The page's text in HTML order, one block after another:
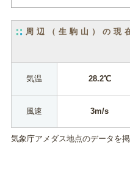
周辺（生駒山）の現
気温 28.2℃
風速 3m/s
気象庁アメダス地点のデータを